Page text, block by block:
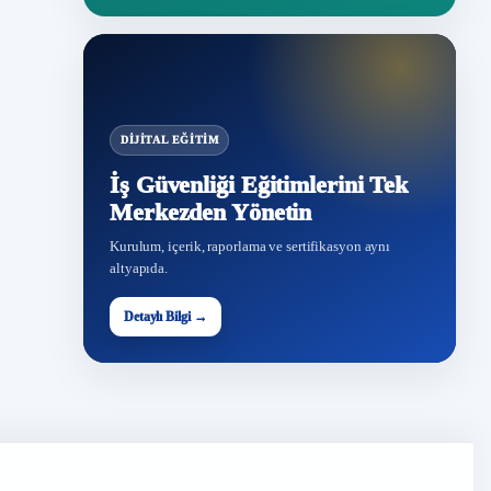
DIJITAL EĞITIM
İş Güvenliği Eğitimlerini Tek
Merkezden Yönetin
Kurulum, içerik, raporlama ve sertifikasyon aynı
altyapıda.
Detaylı Bilgi →